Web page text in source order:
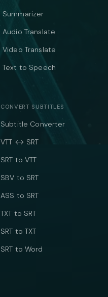
Summarizer
Audio Translate
Video Translate
Text to Speech
CONVERT SUBTITLES
Subtitle Converter
VTT ↔ SRT
SRT to VTT
SBV to SRT
ASS to SRT
TXT to SRT
SRT to TXT
SRT to Word